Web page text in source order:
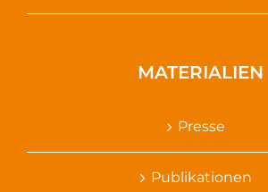
MATERIALIEN
Presse
Publikationen